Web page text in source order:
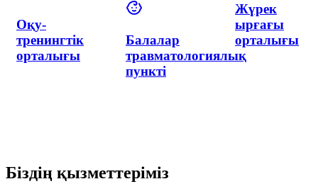
Гинекология
департаменті
департаменті
Біздің қызметтеріміз